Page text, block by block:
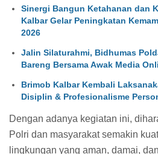
Sinergi Bangun Ketahanan dan
Kalbar Gelar Peningkatan
2026
Jalin Silaturahmi, Bidhumas
Bareng Bersama Awak Media
Brimob Kalbar Kembali
Disiplin & Profesionalisme
Dengan adanya kegiatan ini,
Polri dan masyarakat semakin
lingkungan yang aman, damai,